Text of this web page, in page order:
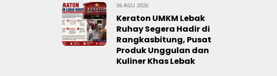
06 AGU 2026
Keraton UMKM Lebak
Ruhay Segera Hadir di
Rangkasbitung, Pusat
Produk Unggulan dan
Kuliner Khas Lebak